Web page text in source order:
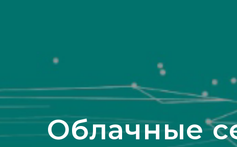
Облачные